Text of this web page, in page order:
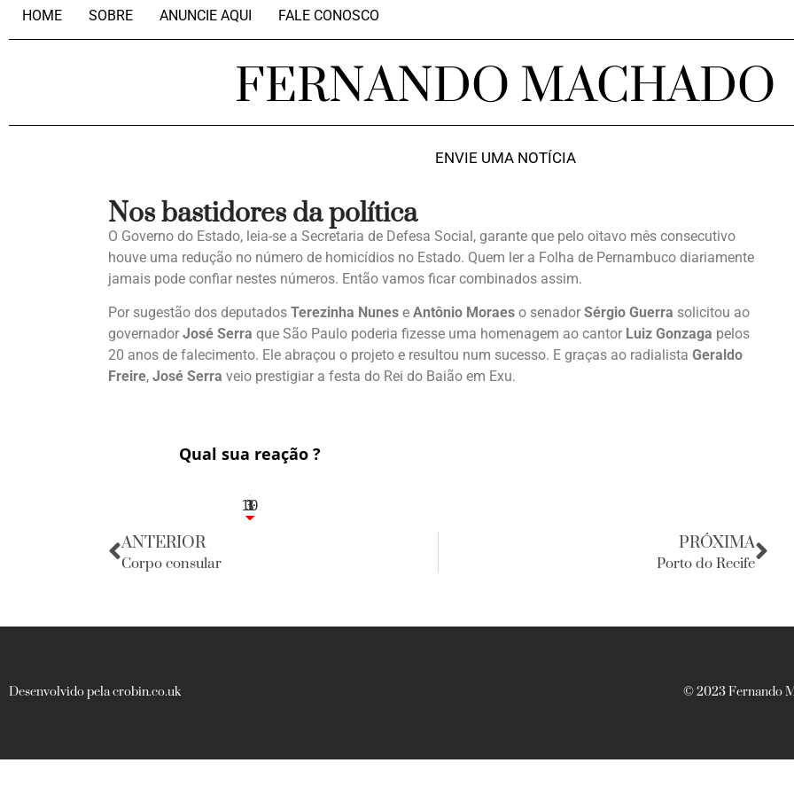
HOME SOBRE ANUNCIE AQUI FALE CONOSCO
FERNANDO MACHADO
ENVIE UMA NOTÍCIA
Nos bastidores da política
O Governo do Estado, leia-se a Secretaria de Defesa Social, garante que pelo oitavo mês consecutivo
houve uma redução no número de homicídios no Estado. Quem ler a Folha de Pernambuco diariamente
jamais pode confiar nestes números. Então vamos ficar combinados assim.
Por sugestão dos deputados Terezinha Nunes e Antônio Moraes o senador Sérgio Guerra solicitou ao
governador José Serra que São Paulo poderia fizesse uma homenagem ao cantor Luiz Gonzaga pelos
20 anos de falecimento. Ele abraçou o projeto e resultou num sucesso. E graças ao radialista Geraldo
Freire, José Serra veio prestigiar a festa do Rei do Baião em Exu.
Qual sua reação ?
3
1
1
3
10
ANTERIOR
Corpo consular
PRÓXIMA
Porto do Recife
Desenvolvido pela crobin.co.uk © 2023 Fernando